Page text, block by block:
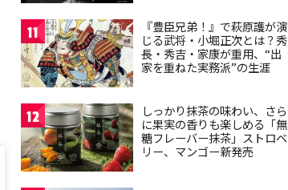
11
『豊臣兄弟！』で萩原護が演
じる武将・小堀正次とは？秀
長・秀吉・家康が重用、“出
家を重ねた実務派”の生涯
12
しっかり抹茶の味わい、さら
に果実の香りも楽しめる「無
糖フレーバー抹茶」ストロベ
リー、マンゴー新発売